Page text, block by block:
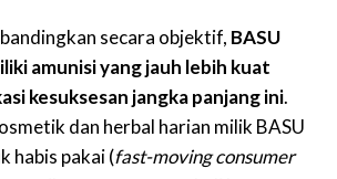
secara objektif, BASU
amunisi yang jauh lebih kuat
kesuksesan jangka panjang ini.
dan herbal harian milik BASU
habis pakai (fast-moving consumer